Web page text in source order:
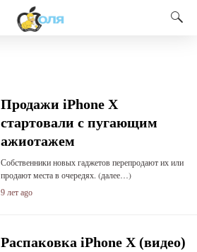
Продажи iPhone X
стартовали с пугающим
ажиотажем
Собственники новых гаджетов перепродают их или
продают места в очередях. (далее…)
9 лет ago
Распаковка iPhone X (видео)